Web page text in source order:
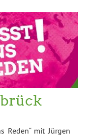
Reden“ mit Jürgen